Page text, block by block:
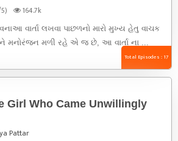
164.7k
વાર્તા લખવા પાછળનો મારો મુખ્ય હેતુ વાચક
ને મનોરંજન મળી રહે એ જ છે, આ વાર્તા ના ...
Total Episodes : 17
Girl Who Came Unwillingly
Pattar